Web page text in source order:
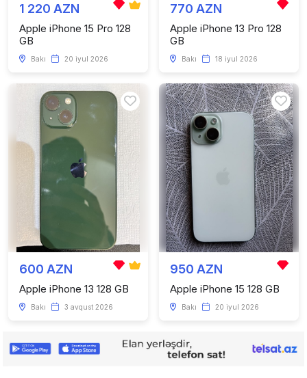
1 220 AZN
Apple iPhone 15 Pro 128
GB
Bakı 20 iyul 2026
770 AZN
Apple iPhone 13 Pro 128
GB
Bakı 18 iyul 2026
600 AZN
Apple iPhone 13 128 GB
Bakı 3 avqust 2026
950 AZN
Apple iPhone 15 128 GB
Bakı 20 iyul 2026